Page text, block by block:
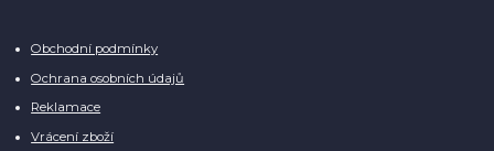
Obchodní podmínky
Ochrana osobních údajů
Reklamace
Vrácení zboží